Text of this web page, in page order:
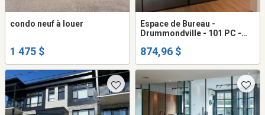
condo neuf à louer
1 475 $
Espace de Bureau -
Drummondville - 101 PC -
874,96 $